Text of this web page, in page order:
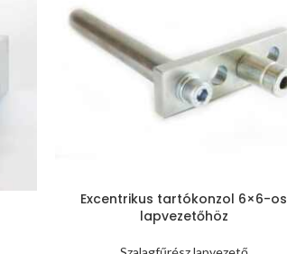
Excentrikus tartókonzol 6×6-os
lapvezetőhöz